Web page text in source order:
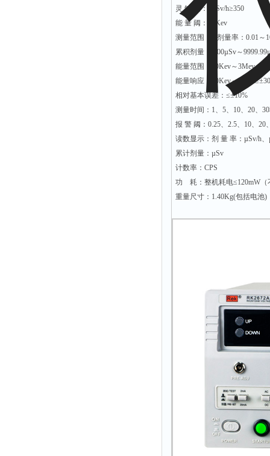
灵 敏 度：1µSv/h≥350
能 量 阈：35Kev
测量范围： 剂量率：0.01～
累积剂量：0.00µSv～
能量范围：40Kev～3Mev
能量响应：40Kev～
相对基本误差：≤±10%
测量时间：1、5、10、20、
报 警 阈：0.25、2.5、10、20
读数显示：剂 量 率：µSv/h
累计剂量：µSv
计数率：CPS
功 耗：整机耗电≤120mW（
重量尺寸：1.40Kg(包括电池)